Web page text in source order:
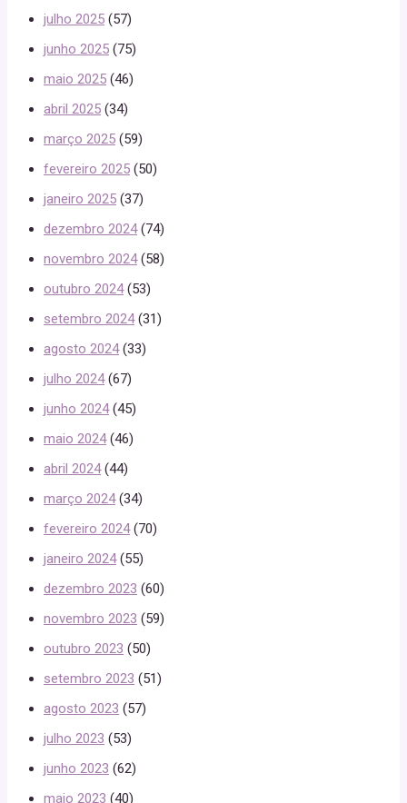
julho 2025 (57)
junho 2025 (75)
maio 2025 (46)
abril 2025 (34)
março 2025 (59)
fevereiro 2025 (50)
janeiro 2025 (37)
dezembro 2024(74)
novembro 2024(58)
outubro 2024(53)
setembro 2024(31)
agosto 2024(33)
julho 2024(67)
junho 2024(45)
maio 2024(46)
abril 2024(44)
março 2024(34)
fevereiro 2024(70)
janeiro 2024(55)
dezembro 2023 (60)
novembro 2023 (59)
outubro 2023 (50)
setembro 2023 (51)
agosto 2023 (57)
julho 2023 (53)
junho 2023 (62)
maio 2023 (40)